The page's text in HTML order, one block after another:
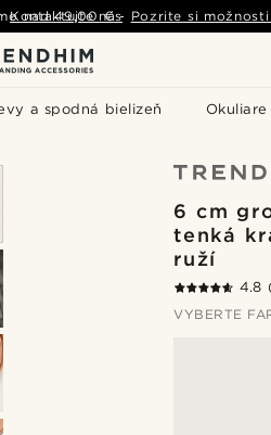
a spodná bielizeň Okuliare
nad 49,00 € - Pozrite si
Kontaktujte nás
6 cm
tenká
ruží
4.8
VYBERTE